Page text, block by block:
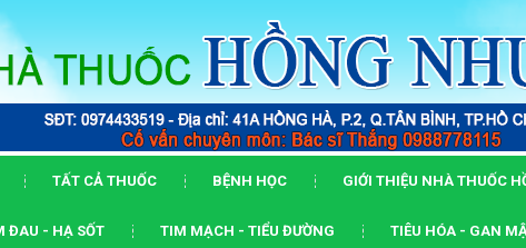
TẤT CẢ THUỐC BỆNH HỌC GIỚI THIỆU NHÀ THUỐC
ĐAU - HẠ SỐT TIM MẠCH - TIỂU ĐƯỜNG TIÊU HÓA - GAN